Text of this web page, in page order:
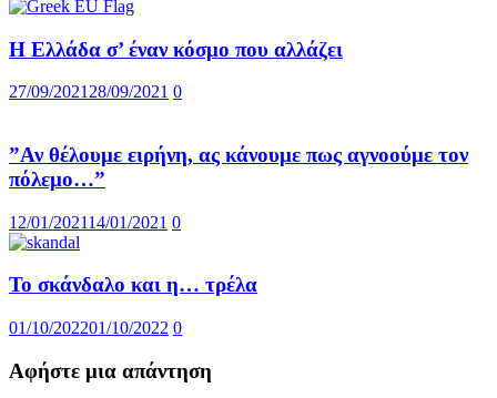
Η Ελλάδα σ’ έναν κόσμο που αλλάζει
27/09/2021 28/09/2021 0
”Αν θέλουμε ειρήνη, ας κάνουμε πως αγνοούμε τον
πόλεμο…”
12/01/202114/01/2021 0
Το σκάνδαλο και η… τρέλα
01/10/202201/10/2022 0
Αφήστε μια απάντηση